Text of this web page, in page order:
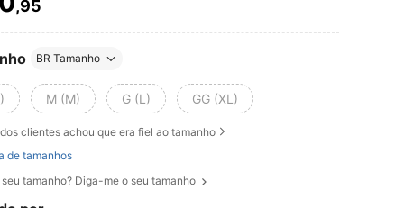
AND AVAILABILITY
,95
BR Tamanho
M (M) G (L) GG (XL)
dos clientes achou que era fiel ao tamanho
de tamanhos
seu tamanho? Diga-me o seu tamanho